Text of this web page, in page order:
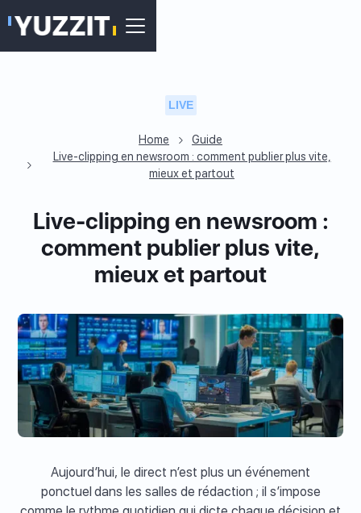
LIVE
Home
Guide
Live-clipping en newsroom : comment publier plus vite,
mieux et partout
Live-clipping en newsroom :
comment publier plus vite,
mieux et partout
Aujourd’hui, le direct n’est plus un événement
ponctuel dans les salles de rédaction ; il s’impose